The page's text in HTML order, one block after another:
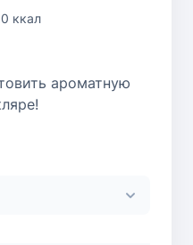
ккал
ароматную